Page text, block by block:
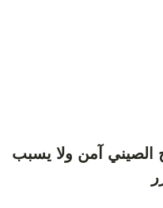
الصيني آمن ولا يسبب